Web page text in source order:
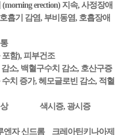
erection) 지속, 사정장애
흡기 감염, 부비동염, 호흡장애
), 피부건조
, 백혈구수치 감소, 호산구증
치 증가, 헤모글로빈 감소, 적혈
각이상 색시증, 광시증
엔자 신드롬 크레아틴키나아제